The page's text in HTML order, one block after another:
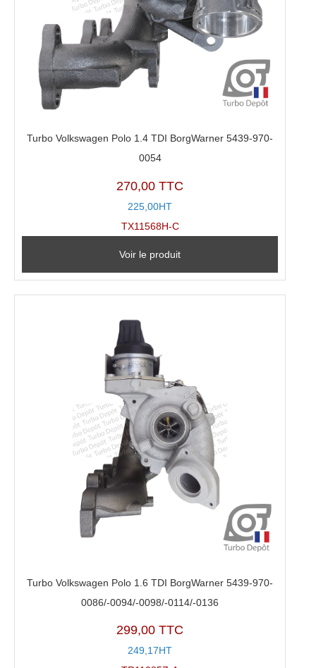
Turbo Volkswagen Polo 1.4 TDI BorgWarner 5439-970-
0054
270,00 TTC
225,00HT
TX11568H-C
Voir le produit
Turbo Volkswagen Polo 1.6 TDI BorgWarner 5439-970-
0086/-0094/-0098/-0114/-0136
299,00 TTC
249,17HT